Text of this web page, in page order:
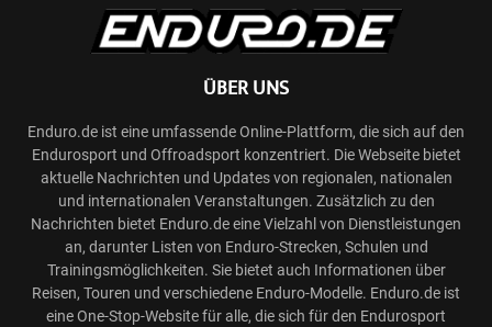
ÜBER UNS
Enduro.de ist eine umfassende Online-Plattform, die sich auf den
Endurosport und Offroadsport konzentriert. Die Webseite bietet
aktuelle Nachrichten und Updates von regionalen, nationalen
und internationalen Veranstaltungen. Zusätzlich zu den
Nachrichten bietet Enduro.de eine Vielzahl von Dienstleistungen
an, darunter Listen von Enduro-Strecken, Schulen und
Trainingsmöglichkeiten. Sie bietet auch Informationen über
Reisen, Touren und verschiedene Enduro-Modelle. Enduro.de ist
eine One-Stop-Website für alle, die sich für den Endurosport